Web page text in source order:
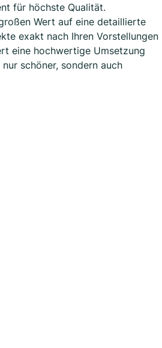
für höchste Qualität.
Wert auf eine detaillierte
exakt nach Ihren Vorstellungen
eine hochwertige Umsetzung
schöner, sondern auch